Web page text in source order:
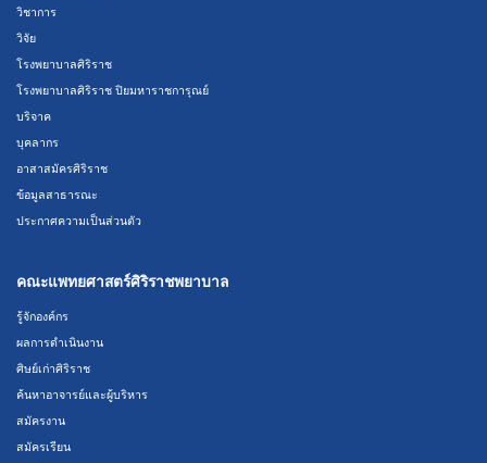
วิชาการ
วิจัย
โรงพยาบาลศิริราช
โรงพยาบาลศิริราช ปิยมหาราชการุณย์
บริจาค
บุคลากร
อาสาสมัครศิริราช
ข้อมูลสาธารณะ
ประกาศความเป็นส่วนตัว
คณะแพทยศาสตร์ศิริราชพยาบาล
รู้จักองค์กร
ผลการดำเนินงาน
ศิษย์เก่าศิริราช
ค้นหาอาจารย์และผู้บริหาร
สมัครงาน
สมัครเรียน